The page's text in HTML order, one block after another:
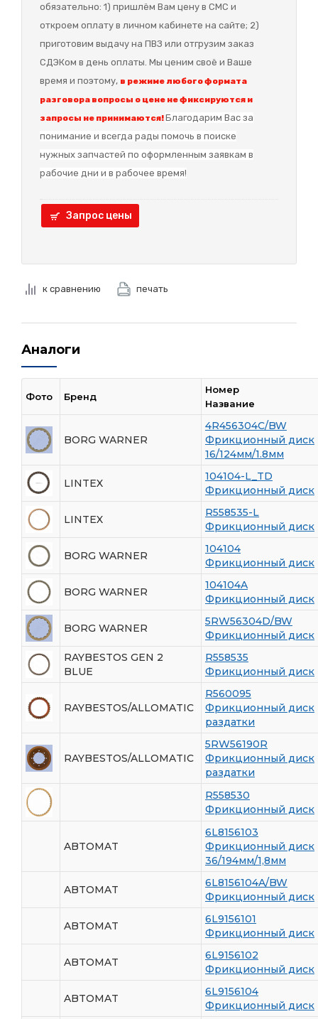
обязательно: 1) пришлём Вам цену в СМС и
откроем оплату в личном кабинете на сайте; 2)
приготовим выдачу на ПВЗ или отгрузим заказ
СДЭКом в день оплаты. Мы ценим своё и Ваше
время и поэтому, в режиме любого формата
разговора вопросы о цене не фиксируются и
запросы не принимаются!Благодарим Вас за
понимание и всегда рады помочь в поиске
нужных запчастей по оформленным заявкам в
рабочие дни и в рабочее время!
Запрос цены
к сравнению печать
Аналоги
Фото Бренд
Номер
Название
BORG WARNER
4R456304C/BW
Фрикционный диск
16/124мм/1.8мм
LINTEX
104104-L_TD
Фрикционный диск
LINTEX
R558535-L
Фрикционный диск
BORG WARNER
104104
Фрикционный диск
BORG WARNER
104104A
Фрикционный диск
BORG WARNER
5RW56304D/BW
Фрикционный диск
RAYBESTOS GEN 2
BLUE
R558535
Фрикционный диск
RAYBESTOS/ALLOMATIC
R560095
Фрикционный диск
раздатки
RAYBESTOS/ALLOMATIC
5RW56190R
Фрикционный диск
раздатки
R558530
Фрикционный диск
ABTOMAT
6L8156103
Фрикционный диск
36/194мм/1,8мм
ABTOMAT
6L8156104A/BW
Фрикционный диск
ABTOMAT
6L9156101
Фрикционный диск
ABTOMAT
6L9156102
Фрикционный диск
ABTOMAT
6L9156104
Фрикционный диск